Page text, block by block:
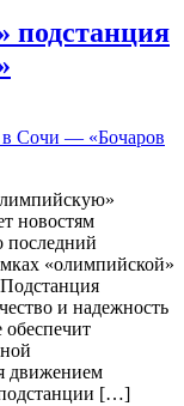
подстанция
новостям
последний
«олимпийской»
и надежность
движением
подстанции […]